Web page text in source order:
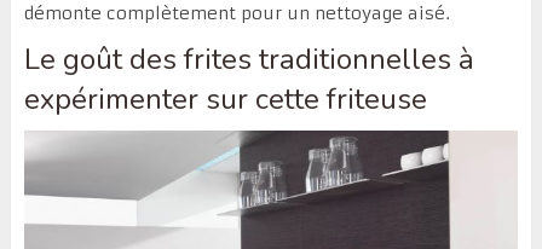
démonte complètement pour un nettoyage aisé.
Le goût des frites traditionnelles à
expérimenter sur cette friteuse